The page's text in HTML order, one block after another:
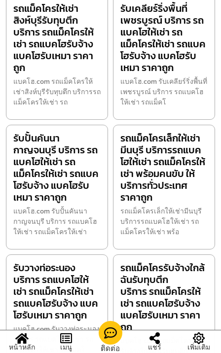
รถแม็คโครให้เช่า
สิงห์บุรีรับทุบตึก
บริการ รถแม็คโครให้
เช่า รถแบคโฮรับจ้าง
แบคโฮรับเหมา ราคา
ถูก
แบคโฮ.com รถแม็คโครให้
เช่าสิงห์บุรีรับทุบตึก บริการรถ
แม็คโครให้เช่า รถ
รับเคลียร์ริ่งพื้นที่
เพชรบูรณ์ บริการ รถ
แบคโฮให้เช่า รถ
แม็คโครให้เช่า รถแบค
โฮรับจ้าง แบคโฮรับ
เหมา ราคาถูก
แบคโฮ.com รับเคลียร์ริ่งพื้นที่
เพชรบูรณ์ บริการ รถแบคโฮ
ให้เช่า รถแม็คโ
รับปั้นคันนา
กาญจนบุรี บริการ รถ
แบคโฮให้เช่า รถ
แม็คโครให้เช่า รถแบค
โฮรับจ้าง แบคโฮรับ
เหมา ราคาถูก
แบคโฮ.com รับปั้นคันนา
กาญจนบุรี บริการ รถแบคโฮ
ให้เช่า รถแม็คโครให้เช่า
รถแม็คโครเล็กให้เช่า
มีนบุรี บริการรถแบค
โฮให้เช่า รถแม็คโครให้
เช่า พร้อมคนขับ ให้
บริการทั่วประเทศ
ราคาถูก
รถแม็คโครเล็กให้เช่ามีนบุรี
บริการรถแบคโฮให้เช่า รถ
แม็คโครให้เช่า พร้อ
รับวางท่อระนอง
บริการ รถแบคโฮให้
เช่า รถแม็คโครให้เช่า
รถแบคโฮรับจ้าง แบค
โฮรับเหมา ราคาถูก
แบคโฮ.com รับวางท่อระนอง
บริการ รถแบคโฮให้เช่า รถ
แม็คโครให้เช่า รถแบคโ
รถแม็คโครรับจ้างใกล้
ฉันรับทุบตึก
บริการ รถแม็คโครให้
เช่า รถแบคโฮรับจ้าง
แบคโฮรับเหมา ราคา
ถูก
แบคโฮ.com รถแม็คโคร
หน้าหลัก เมนู ติดต่อ แชร์ เพิ่มเติม